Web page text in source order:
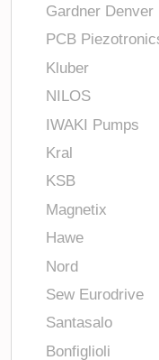
Gardner Denver
PCB
Kluber
NILOS
IWAKI Pumps
Kral
KSB
Magnetix
Hawe
Nord
Sew Eurodrive
Santasalo
Bonfiglioli